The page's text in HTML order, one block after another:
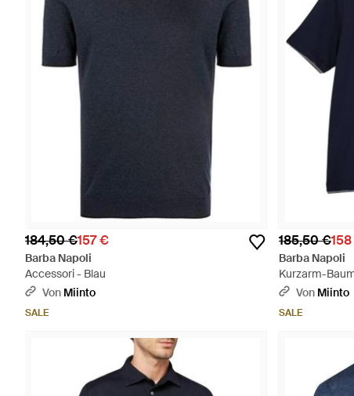
184,50 €157 €
Barba Napoli
Accessori - Blau
Von Miinto
SALE
185,50 €
Barba Napoli
Kurzarm-
Von Miinto
SALE